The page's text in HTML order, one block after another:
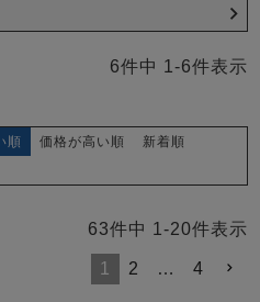
冬
起毛/フランネル
半袖 七分袖
6件中 1 -6件表示
順 価格が高い順
新着順
63件中 1 -20件表示
1 2 … 4